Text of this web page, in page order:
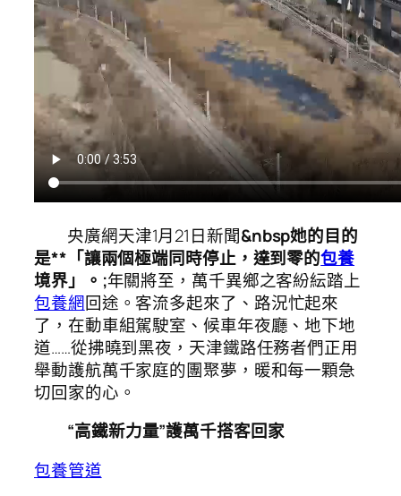
央廣網天津1月21日新聞&nbsp她的目的
是**「讓兩個極端同時停止，達到零的包養
境界」。;年關將至，萬千異鄉之客紛紜踏上
包養網回途。客流多起來了、路況忙起來
了，在動車組駕駛室、候車年夜廳、地下地
道……從拂曉到黑夜，天津鐵路任務者們正用
舉動護航萬千家庭的團聚夢，暖和每一顆急
切回家的心。
“高鐵新力量”護萬千搭客回家
包養管道